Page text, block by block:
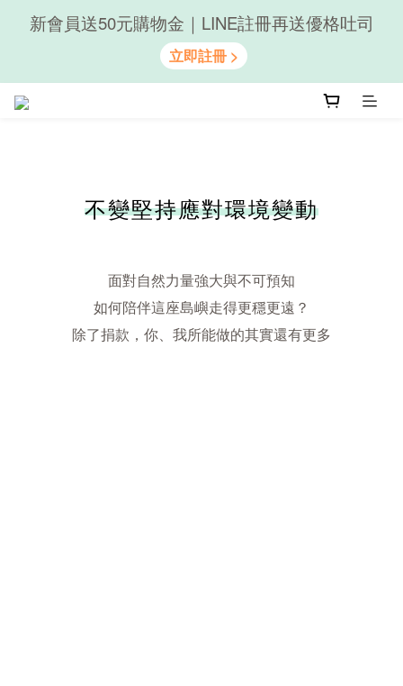
隨心享受｜貝果任選6組$899
新會員送50元購物金｜LINE註冊再送優格吐司
不變堅持應對環境變動
面對自然力量強大與不可預知
如何陪伴這座島嶼走得更穩更遠？
除了捐款，你、我所能做的其實還有更多